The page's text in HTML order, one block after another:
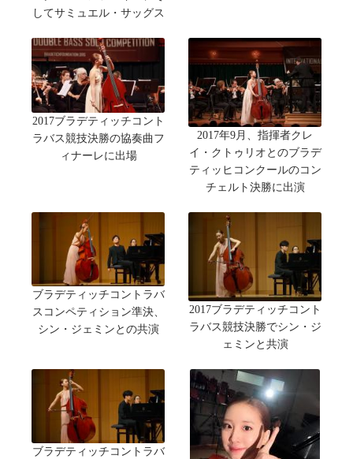
してサミュエル・サッグス
2017ブラデティッチコント
ラバス競技決勝の協奏曲フ
ィナーレに出場
2017年9月、指揮者クレ
イ・クトゥリオとのブラデ
ティッヒコンクールのコン
チェルト決勝に出演
ブラデティッチコントラバ
スコンペティション準決、
シン・ジェミンとの共演
2017ブラデティッチコント
ラバス競技決勝でシン・ジ
ェミンと共演
ブラデティッチコントラバ